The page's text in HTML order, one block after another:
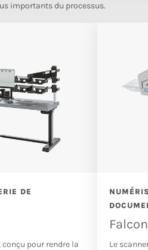
importants du processus.
DE
conçu pour rendre la
Le